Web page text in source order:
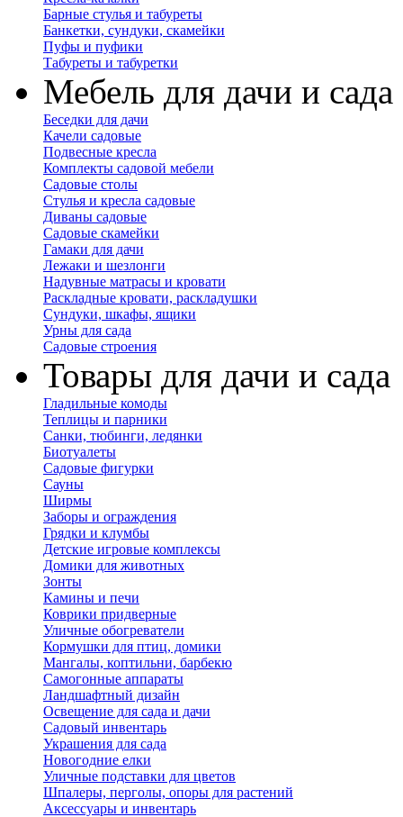
Барные стулья и табуреты
Банкетки, сундуки, скамейки
Пуфы и пуфики
Табуреты и табуретки
Мебель для дачи и сада
Беседки для дачи
Качели садовые
Подвесные кресла
Комплекты садовой мебели
Садовые столы
Стулья и кресла садовые
Диваны садовые
Садовые скамейки
Гамаки для дачи
Лежаки и шезлонги
Надувные матрасы и кровати
Раскладные кровати, раскладушки
Сундуки, шкафы, ящики
Урны для сада
Садовые строения
Товары для дачи и сада
Гладильные комоды
Теплицы и парники
Санки, тюбинги, ледянки
Биотуалеты
Садовые фигурки
Сауны
Ширмы
Заборы и ограждения
Грядки и клумбы
Детские игровые комплексы
Домики для животных
Зонты
Камины и печи
Коврики придверные
Уличные обогреватели
Кормушки для птиц, домики
Мангалы, коптильни, барбекю
Самогонные аппараты
Ландшафтный дизайн
Освещение для сада и дачи
Садовый инвентарь
Украшения для сада
Новогодние елки
Уличные подставки для цветов
Шпалеры, перголы, опоры для растений
Аксессуары и инвентарь